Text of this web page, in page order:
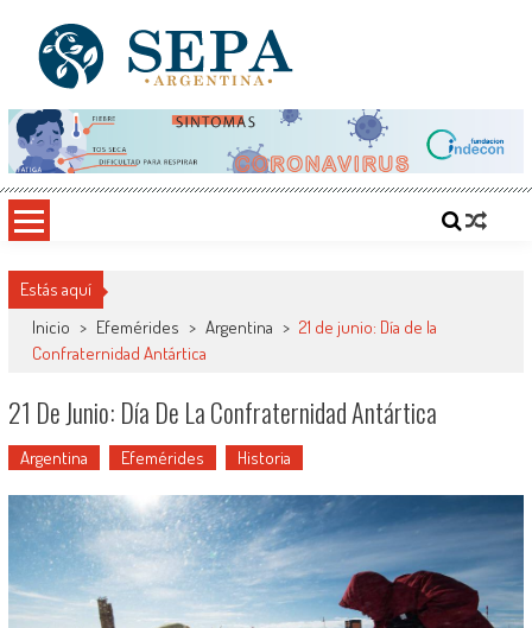
contenido
SEPA Argentina
Sitio del Conocimiento, Cultura y Arte
Estás aquí
Inicio > Efemérides > Argentina > 21 de junio: Día de la
Confraternidad Antártica
21 De Junio: Día De La Confraternidad Antártica
Argentina Efemérides Historia